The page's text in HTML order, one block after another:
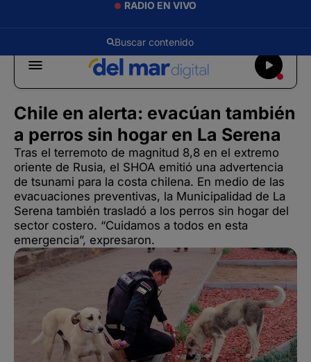
RADIO EN VIVO
Chile en alerta: evacúan también
a perros sin hogar en La Serena
Tras el terremoto de magnitud 8,8 en el extremo
oriente de Rusia, el SHOA emitió una advertencia
de tsunami para la costa chilena. En medio de las
evacuaciones preventivas, la Municipalidad de La
Serena también trasladó a los perros sin hogar del
sector costero. “Cuidamos a todos en esta
emergencia”, expresaron.